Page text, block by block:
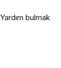
Yardım bulmak